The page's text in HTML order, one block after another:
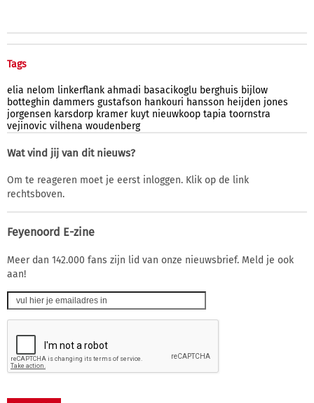
Tags
elia nelom linkerflank ahmadi basacikoglu berghuis bijlow
botteghin dammers gustafson hankouri hansson heijden jones
jorgensen karsdorp kramer kuyt nieuwkoop tapia toornstra
vejinovic vilhena woudenberg
Wat vind jij van dit nieuws?
Om te reageren moet je eerst inloggen. Klik op de link
rechtsboven.
Feyenoord E-zine
Meer dan 142.000 fans zijn lid van onze nieuwsbrief. Meld je ook
aan!